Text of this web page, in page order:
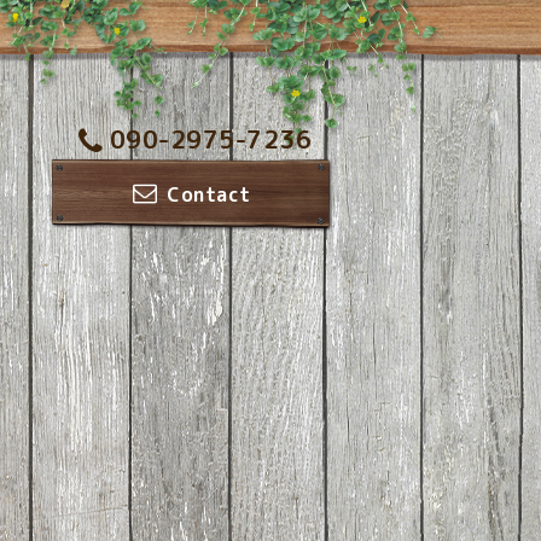
090-2975-7236
Contact